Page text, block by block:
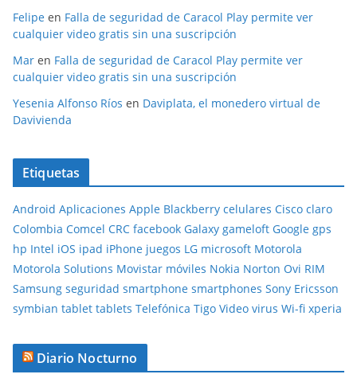
Felipe en Falla de seguridad de Caracol Play permite ver
cualquier video gratis sin una suscripción
Mar en Falla de seguridad de Caracol Play permite ver
cualquier video gratis sin una suscripción
Yesenia Alfonso Ríos en Daviplata, el monedero virtual de
Davivienda
Etiquetas
Android Aplicaciones Apple Blackberry celulares Cisco claro
Colombia Comcel CRC facebook Galaxy gameloft Google gps
hp Intel iOS ipad iPhone juegos LG microsoft Motorola
Motorola Solutions Movistar móviles Nokia Norton Ovi RIM
Samsung seguridad smartphone smartphones Sony Ericsson
symbian tablet tablets Telefónica Tigo Video virus Wi-fi xperia
Diario Nocturno